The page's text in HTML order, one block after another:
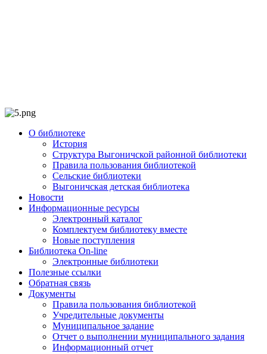
О библиотеке
История
Структура Выгоничской районной библиотеки
Правила пользования библиотекой
Сельские библиотеки
Выгоничская детская библиотека
Новости
Информационные ресурсы
Электронный каталог
Комплектуем библиотеку вместе
Новые поступления
Библиотека On-line
Электронные библиотеки
Полезные ссылки
Обратная связь
Документы
Правила пользования библиотекой
Учредительные документы
Муниципальное задание
Отчет о выполнении муниципального задания
Информационный отчет